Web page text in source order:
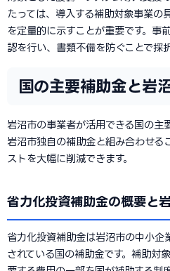
たっては、導入する補助対象事業の
を定量的に示すことが重要です。事
認を行い、書類不備を防ぐことで採
国の主要補助金と岩
岩沼市の事業者が活用できる国の主
岩沼市独自の補助金と組み合わせる
ストを大幅に削減できます。
省力化投資補助金の概要と
省力化投資補助金は岩沼市の中小企
されている国の補助金です。補助対